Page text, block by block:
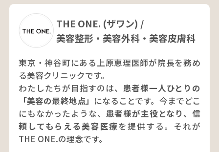
THE ONE. (ザワン) /
美容整形・美容外科・美容皮膚科
東京・神谷町にある上原恵理医師が院長を務め
る美容クリニックです。
わたしたちが目指すのは、 患者様一人ひとりの
「美容の最終地点」 になることです。今までどこ
にもなかったような、 患者様が主役となり、信
頼してもらえる美容医療を提供する。それが
THE ONE.の理念です。